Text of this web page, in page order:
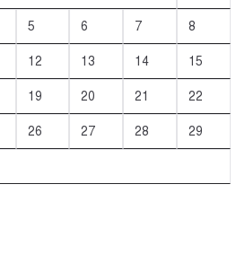
5 6 7 8
12 13 14 15
19 20 21 22
26 27 28 29